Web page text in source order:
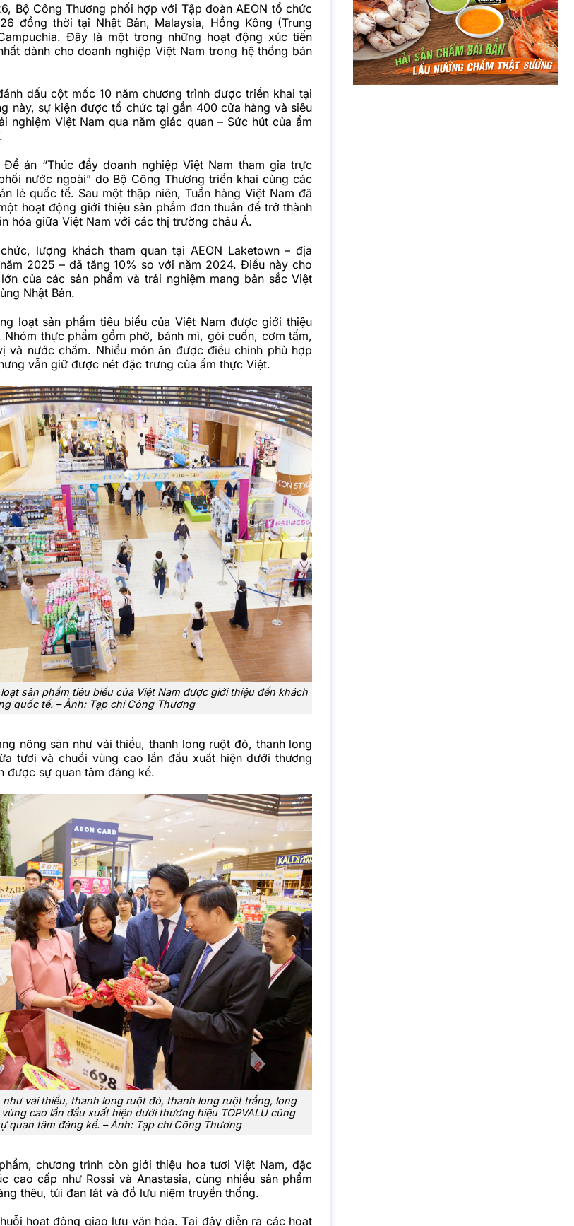
Bộ Công Thương phối hợp với Tập đoàn AEON tổ chức
đồng thời tại Nhật Bản, Malaysia, Hồng Kông (Trung
Đây là một trong những hoạt động xúc tiến
dành cho doanh nghiệp Việt Nam trong hệ thống bán
dấu cột mốc 10 năm chương trình được triển khai tại
này, sự kiện được tổ chức tại gần 400 cửa hàng và siêu
nghiệm Việt Nam qua năm giác quan – Sức hút của ẩm
án “Thúc đẩy doanh nghiệp Việt Nam tham gia trực
nước ngoài” do Bộ Công Thương triển khai cùng các
lẻ quốc tế. Sau một thập niên, Tuần hàng Việt Nam đã
hoạt động giới thiệu sản phẩm đơn thuần để trở thành
hóa giữa Việt Nam với các thị trường châu Á.
lượng khách tham quan tại AEON Laketown – địa
2025 – đã tăng 10% so với năm 2024. Điều này cho
của các sản phẩm và trải nghiệm mang bản sắc Việt
Nhật Bản.
loạt sản phẩm tiêu biểu của Việt Nam được giới thiệu
Nhóm thực phẩm gồm phở, bánh mì, gỏi cuốn, cơm tấm,
và nước chấm. Nhiều món ăn được điều chỉnh phù hợp
vẫn giữ được nét đặc trưng của ẩm thực Việt.
sản phẩm tiêu biểu của Việt Nam được giới thiệu đến khách
quốc tế. – Ảnh: Tạp chí Công Thương
nông sản như vải thiều, thanh long ruột đỏ, thanh long
tươi và chuối vùng cao lần đầu xuất hiện dưới thương
được sự quan tâm đáng kể.
như vải thiều, thanh long ruột đỏ, thanh long ruột trắng, long
cao lần đầu xuất hiện dưới thương hiệu TOPVALU cũng
quan tâm đáng kể. – Ảnh: Tạp chí Công Thương
chương trình còn giới thiệu hoa tươi Việt Nam, đặc
cao cấp như Rossi và Anastasia, cùng nhiều sản phẩm
thêu, túi đan lát và đồ lưu niệm truyền thống.
hoạt động giao lưu văn hóa. Tại đây diễn ra các hoạt